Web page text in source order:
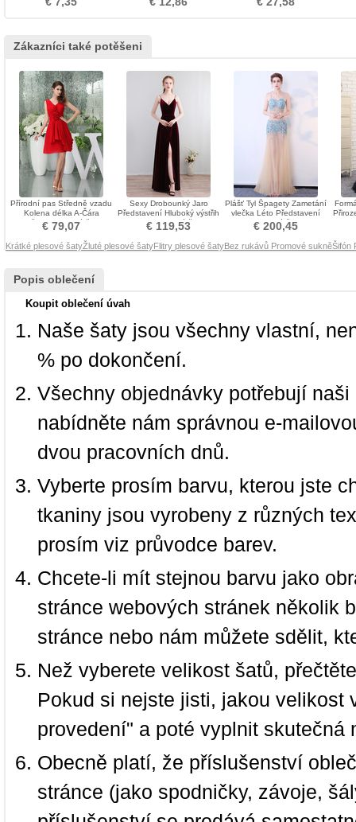
krytem
Zákazníci také potěšeni
Přírodní pas Středně vzadu
Kolena délka A-Čára
Květiny Promové šaty
€ 79,07
Sexy Drobounký Jaro
Představení Hluboký výstřih
do V Promové šaty
€ 119,53
Plášť Tyl Špagety Zametání
vlečka Léto Představení
Promové šaty
€ 200,45
Krátké plesové šatyŽluté plesové šatyFlitry plesové šatyBez rukávů Promové sukněŠifón
Popis oblečení
Koupit oblečení úvah
Naše šaty jsou všechny vlastní,
% po dokončení.
Všechny objednávky potřebují
nabídněte nám správnou e-
dvou pracovních dnů.
Vyberte prosím barvu, kterou jste
tkaniny jsou vyrobeny z různých
prosím viz průvodce barev.
Chcete-li mít stejnou barvu jako
stránce webových stránek několik
stránce nebo nám můžete sdělit,
Než vyberete velikost šatů,
Pokud si nejste jisti, jakou velikost
provedení" a poté vyplnit
Obecně platí, že příslušenství
stránce (jako spodničky, závoje,